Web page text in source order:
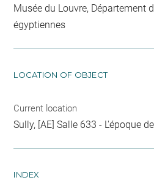
Musée du Louvre, Département
égyptiennes
LOCATION OF OBJECT
Current location
Sully, [AE] Salle 633 - L'époque
INDEX